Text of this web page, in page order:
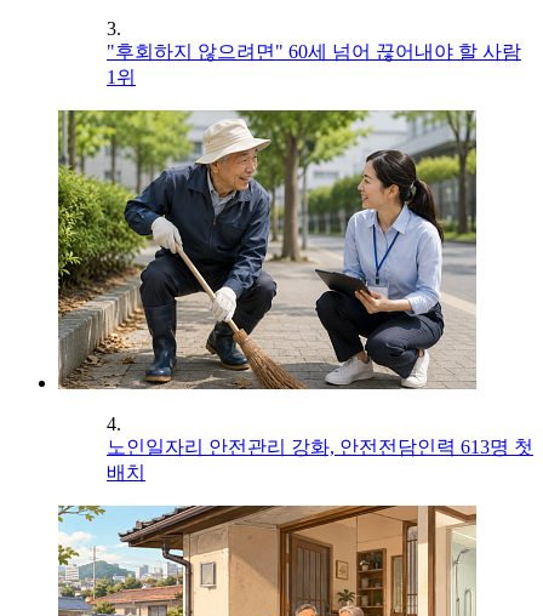
3.
"후회하지 않으려면" 60세 넘어 끊어내야 할 사람
1위
4.
노인일자리 안전관리 강화, 안전전담인력 613명 첫
배치